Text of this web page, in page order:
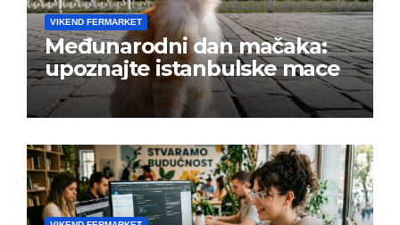
VIKEND FERMARKET
Međunarodni dan mačaka:
upoznajte istanbulske mace